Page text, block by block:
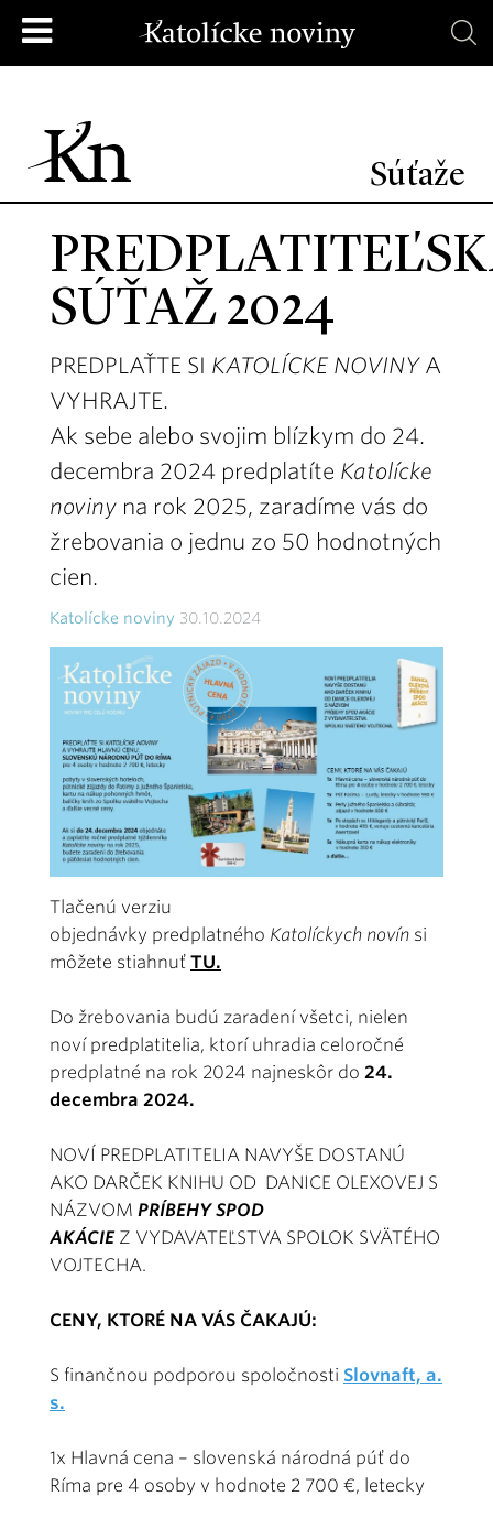
Súťaže
SÚŤAŽ 2024
PREDPLAŤTE SI KATOLÍCKE NOVINYA
VYHRAJTE.
Ak sebe alebo svojim blízkym do 24.
decembra 2024 predplatíte Katolícke
noviny na rok 2025, zaradíme vás do
žrebovania o jednu zo 50 hodnotných
cien.
Katolícke noviny 30.10.2024
Tlačenú verziu
objednávky predplatného Katolíckych novín si
môžete stiahnuť TU.
Do žrebovania budú zaradení všetci, nielen
noví predplatitelia, ktorí uhradia celoročné
predplatné na rok 2024 najneskôr do 24.
decembra 2024.
NOVÍ PREDPLATITELIA NAVYŠE DOSTANÚ
AKO DARČEK KNIHU OD DANICE OLEXOVEJ S
NÁZVOM PRÍBEHY SPOD
AKÁCIEZ VYDAVATEĽSTVA SPOLOK SVÄTÉHO
VOJTECHA.
CENY, KTORÉ NA VÁS ČAKAJÚ:
S finančnou podporou spoločnosti Slovnaft, a.
s.
1x Hlavná cena – slovenská národná púť do
Ríma pre 4 osoby v hodnote 2 700 €, letecky